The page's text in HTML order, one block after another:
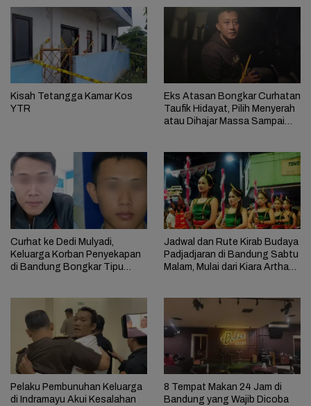
Kisah Tetangga Kamar Kos
YTR
Eks Atasan Bongkar Curhatan
Taufik Hidayat, Pilih Menyerah
atau Dihajar Massa Sampai
Curhat ke Dedi Mulyadi,
Keluarga Korban Penyekapan
di Bandung Bongkar Tipu
Jadwal dan Rute Kirab Budaya
Padjadjaran di Bandung Sabtu
Malam, Mulai dari Kiara Artha
Pelaku Pembunuhan Keluarga
di Indramayu Akui Kesalahan
8 Tempat Makan 24 Jam di
Bandung yang Wajib Dicoba